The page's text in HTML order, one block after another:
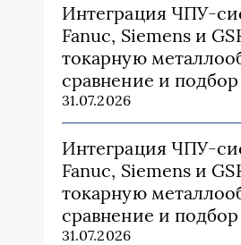
Интеграция ЧПУ-
Fanuc, Siemens и
токарную
сравнение и подбор
31.07.2026
Интеграция ЧПУ-
Fanuc, Siemens и
токарную
сравнение и подбор
31.07.2026